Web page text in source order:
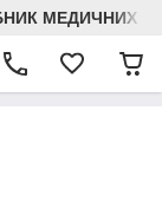
МЕДИЧНИХ